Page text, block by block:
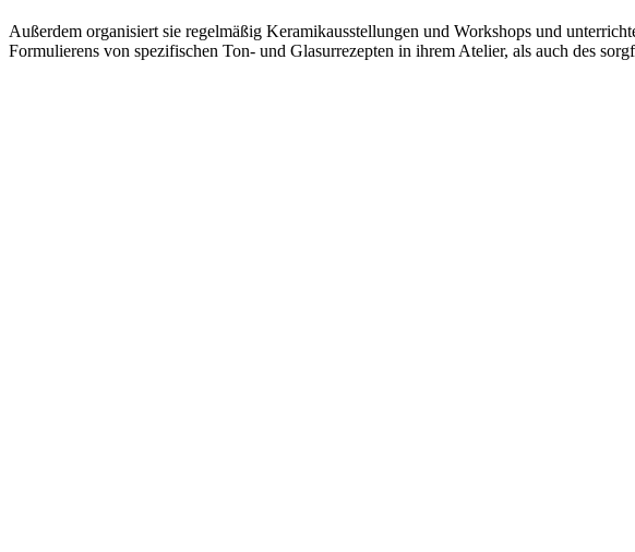
Außerdem organisiert sie regelmäßig Keramikausstellungen und Workshops und
Formulierens von spezifischen Ton- und Glasurrezepten in ihrem Atelier, als auch des